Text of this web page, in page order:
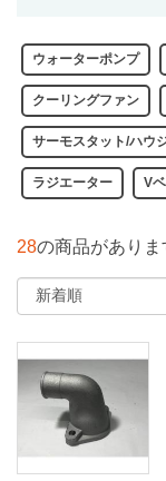
ウォーターポンプ
クーリングファン
サーモスタット/ハウ
ラジエーター V
28の商品がありま